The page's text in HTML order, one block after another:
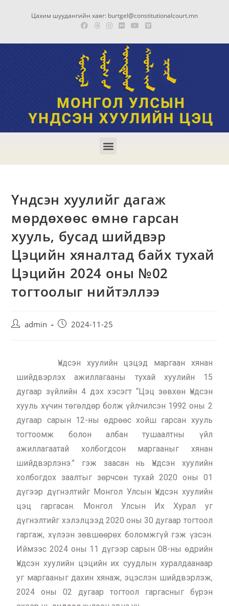
Цахим шуудангийн хаяг: burtgel@constitutionalcourt.mn
Үндсэн хуулийг дагаж
мөрдөхөөс өмнө гарсан
хууль, бусад шийдвэр
Цэцийн хяналтад байх тухай
Цэцийн 2024 оны №02
тогтоолыг нийтэллээ
admin 2024-11-25
Үндсэн хуулийн цэцэд маргаан хянан
шийдвэрлэх ажиллагааны тухай хуулийн 15
дугаар зүйлийн 4 дэх хэсэгт “Цэц зөвхөн Үндсэн
хууль хүчин төгөлдөр болж үйлчилсэн 1992 оны 2
дугаар сарын 12-ны өдрөөс хойш гарсан хууль
тогтоомж болон албан тушаалтны үйл
ажиллагаатай холбогдсон маргааныг хянан
шийдвэрлэнэ.” гэж заасан нь Үндсэн хуулийн
холбогдох заалтыг зөрчсөн тухай 2020 оны 01
дүгээр дүгнэлтийг Монгол Улсын Үндсэн хуулийн
цэц гаргасан. Монгол Улсын Их Хурал уг
дүгнэлтийг хэлэлцээд 2020 оны 30 дугаар тогтоол
гаргаж, хүлээн зөвшөөрөх боломжгүй гэж үзсэн.
Иймээс 2024 оны 11 дүгээр сарын 08-ны өдрийн
Үндсэн хуулийн цэцийн их суудлын хуралдаанаар
уг маргааныг дахин хянаж, эцэслэн шийдвэрлэж,
2024 оны 02 дугаар тогтоол гаргасныг бүрэн